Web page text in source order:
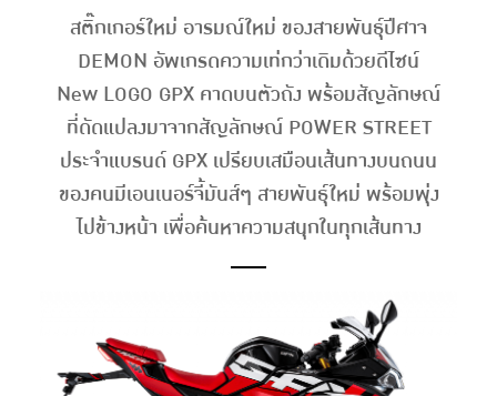
สติ๊กเกอร์ใหม่ อารมณ์ใหม่ ของสายพันธุ์ปีศาจ
DEMON อัพเกรดความเท่กว่าเดิมด้วยดีไซน์
New LOGO GPX คาดบนตัวถัง พร้อมสัญลักษณ์
ที่ดัดแปลงมาจากสัญลักษณ์ POWER STREET
ประจำแบรนด์ GPX เปรียบเสมือนเส้นทางบนถนน
ของคนมีเอนเนอร์จี้มันส์ๆ สายพันธุ์ใหม่ พร้อมพุ่ง
ไปข้างหน้า เพื่อค้นหาความสนุกในทุกเส้นทาง